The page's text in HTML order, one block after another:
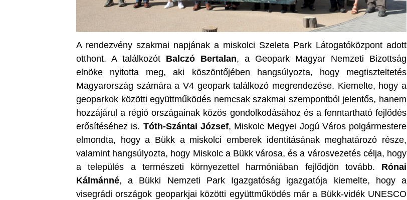
A rendezvény szakmai napjának a miskolci Szeleta Park Látogatóközpont adott
otthont. A találkozót Balczó Bertalan, a Geopark Magyar Nemzeti Bizottság
elnöke nyitotta meg, aki köszöntőjében hangsúlyozta, hogy megtiszteltetés
Magyarország számára a V4 geopark találkozó megrendezése. Kiemelte, hogy a
geoparkok közötti együttműködés nemcsak szakmai szempontból jelentős, hanem
hozzájárul a régió országainak közös gondolkodásához és a fenntartható fejlődés
erősítéséhez is. Tóth-Szántai József, Miskolc Megyei Jogú Város polgármestere
elmondta, hogy a Bükk a miskolci emberek identitásának meghatározó része,
valamint hangsúlyozta, hogy Miskolc a Bükk városa, és a városvezetés célja, hogy
a település a természeti környezettel harmóniában fejlődjön tovább. Rónai
Kálmánné, a Bükki Nemzeti Park Igazgatóság igazgatója kiemelte, hogy a
visegrádi országok geoparkjai közötti együttműködés már a Bükk-vidék UNESCO